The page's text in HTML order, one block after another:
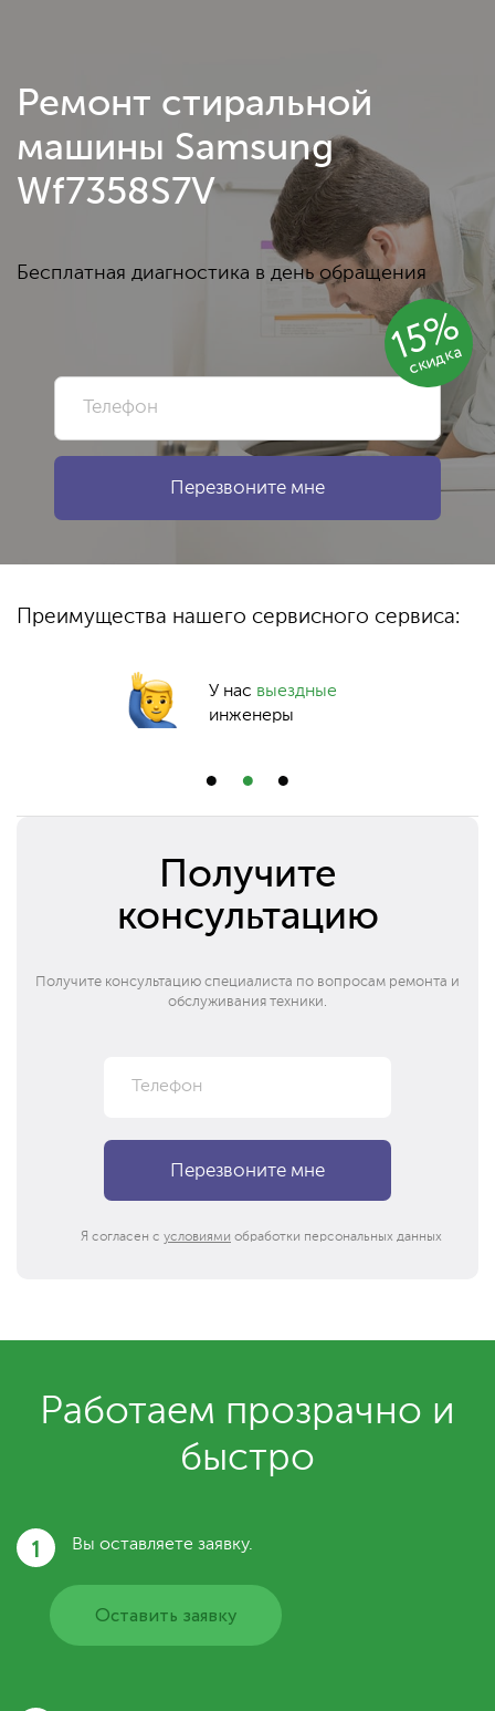
15%
скидка
Ремонт стиральной
машины Samsung
Wf7358S7V
Бесплатная диагностика в день обращения
Преимущества нашего сервисного сервиса:
У нас выездные
инженеры
Получите
консультацию
Получите консультацию специалиста по вопросам ремонта и
обслуживания техники.
Я согласен с условиями обработки персональных данных
Работаем прозрачно и
быстро
1 Вы оставляете заявку.
Оставить заявку